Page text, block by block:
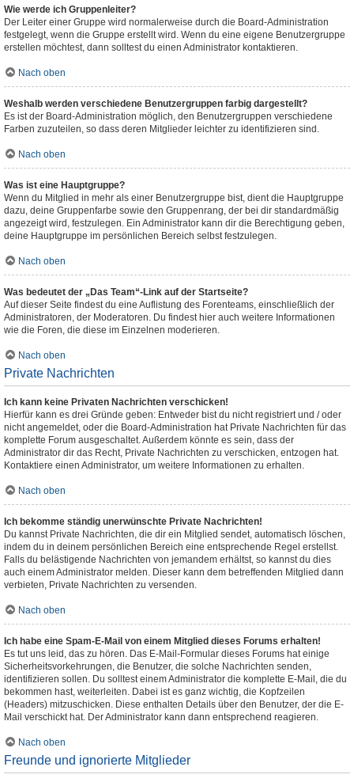
Wie werde ich Gruppenleiter?
Der Leiter einer Gruppe wird normalerweise durch die Board-Administration
festgelegt, wenn die Gruppe erstellt wird. Wenn du eine eigene Benutzergruppe
erstellen möchtest, dann solltest du einen Administrator kontaktieren.
Nach oben
Weshalb werden verschiedene Benutzergruppen farbig dargestellt?
Es ist der Board-Administration möglich, den Benutzergruppen verschiedene
Farben zuzuteilen, so dass deren Mitglieder leichter zu identifizieren sind.
Nach oben
Was ist eine Hauptgruppe?
Wenn du Mitglied in mehr als einer Benutzergruppe bist, dient die Hauptgruppe
dazu, deine Gruppenfarbe sowie den Gruppenrang, der bei dir standardmäßig
angezeigt wird, festzulegen. Ein Administrator kann dir die Berechtigung geben,
deine Hauptgruppe im persönlichen Bereich selbst festzulegen.
Nach oben
Was bedeutet der „Das Team“-Link auf der Startseite?
Auf dieser Seite findest du eine Auflistung des Forenteams, einschließlich der
Administratoren, der Moderatoren. Du findest hier auch weitere Informationen
wie die Foren, die diese im Einzelnen moderieren.
Nach oben
Private Nachrichten
Ich kann keine Privaten Nachrichten verschicken!
Hierfür kann es drei Gründe geben: Entweder bist du nicht registriert und / oder
nicht angemeldet, oder die Board-Administration hat Private Nachrichten für das
komplette Forum ausgeschaltet. Außerdem könnte es sein, dass der
Administrator dir das Recht, Private Nachrichten zu verschicken, entzogen hat.
Kontaktiere einen Administrator, um weitere Informationen zu erhalten.
Nach oben
Ich bekomme ständig unerwünschte Private Nachrichten!
Du kannst Private Nachrichten, die dir ein Mitglied sendet, automatisch löschen,
indem du in deinem persönlichen Bereich eine entsprechende Regel erstellst.
Falls du belästigende Nachrichten von jemandem erhältst, so kannst du dies
auch einem Administrator melden. Dieser kann dem betreffenden Mitglied dann
verbieten, Private Nachrichten zu versenden.
Nach oben
Ich habe eine Spam-E-Mail von einem Mitglied dieses Forums erhalten!
Es tut uns leid, das zu hören. Das E-Mail-Formular dieses Forums hat einige
Sicherheitsvorkehrungen, die Benutzer, die solche Nachrichten senden,
identifizieren sollen. Du solltest einem Administrator die komplette E-Mail, die du
bekommen hast, weiterleiten. Dabei ist es ganz wichtig, die Kopfzeilen
(Headers) mitzuschicken. Diese enthalten Details über den Benutzer, der die E-
Mail verschickt hat. Der Administrator kann dann entsprechend reagieren.
Nach oben
Freunde und ignorierte Mitglieder